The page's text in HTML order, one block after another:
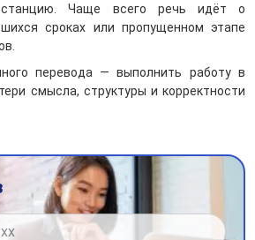
Чаще всего речь идёт о
сроках или пропущенном этапе
перевода — выполнить работу в
смысла, структуры и корректности